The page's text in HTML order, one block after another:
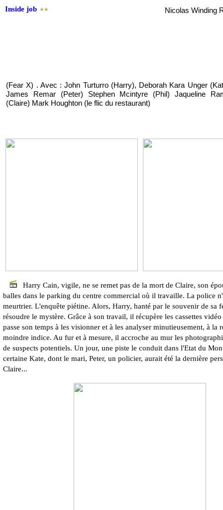
Harry Cain, vigile, ne se remet pas de la mort de Claire, son
balles dans le parking du centre commercial où il travaille. La police
meurtrier. L'enquête piétine. Alors, Harry, hanté par le souvenir de sa
résoudre le mystère. Grâce à son travail, il récupère les cassettes
passe son temps à les visionner et à les analyser minutieusement, à la
moindre indice. Au fur et à mesure, il accroche au mur les
de suspects potentiels. Un jour, une piste le conduit dans l'Etat du
certaine Kate, dont le mari, Peter, un policier, aurait été la dernière
Claire...
Inside job
(Fear X) . Avec : John Turturro (Harry), Deborah Kara Unger
James Remar (Peter) Stephen Mcintyre (Phil) Jaqueline
(Claire) Mark Houghton (le flic du restaurant)
Nicolas Winding